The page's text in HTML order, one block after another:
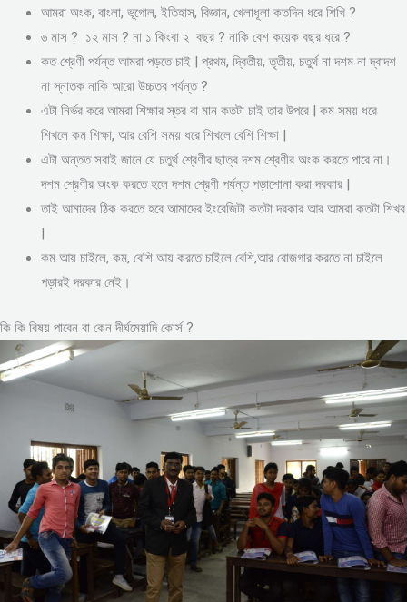
আমরা অংক, বাংলা, ভূগোল, ইতিহাস, বিজ্ঞান, খেলাধূলা কতদিন ধরে শিখি ?
৬ মাস ? ১২ মাস ? না ১ কিংবা ২ বছর ? নাকি বেশ কয়েক বছর ধরে ?
কত শ্রেণী পর্যন্ত আমরা পড়তে চাই | প্রথম, দ্বিতীয়, তৃতীয়, চতুর্থ না দশম না দ্বাদশ
না স্নাতক নাকি আরো উচ্চতর পর্যন্ত ?
এটা নির্ভর করে আমরা শিক্ষার স্তর বা মান কতটা চাই তার উপরে | কম সময় ধরে
শিখলে কম শিক্ষা, আর বেশি সময় ধরে শিখলে বেশি শিক্ষা |
এটা অন্তত সবাই জানে যে চতুর্থ শ্রেণীর ছাত্র দশম শ্রেণীর অংক করতে পারে না।
দশম শ্রেণীর অংক করতে হলে দশম শ্রেণী পর্যন্ত পড়াশোনা করা দরকার |
তাই আমাদের ঠিক করতে হবে আমাদের ইংরেজিটা কতটা দরকার আর আমরা কতটা শিখব
|
কম আয় চাইলে, কম, বেশি আয় করতে চাইলে বেশি,আর রোজগার করতে না চাইলে
পড়ারই দরকার নেই।
কি কি বিষয় পাবেন বা কেন দীর্ঘমেয়াদি কোর্স ?